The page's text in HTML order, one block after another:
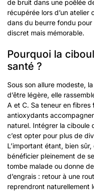
de bruit dans une poêlée
récupérée lors d’un atelier
dans du beurre fondu
discret mais mémorable.
Pourquoi la
santé ?
Sous son allure modeste,
d’être légère, elle
A et C. Sa teneur en
antioxydants
naturel. Intégrer la ciboule
c’est opter pour plus de
L’important étant, bien
bénéficier pleinement de
tombe malade ou donne
d’engrais : retour à une
reprendront naturellement